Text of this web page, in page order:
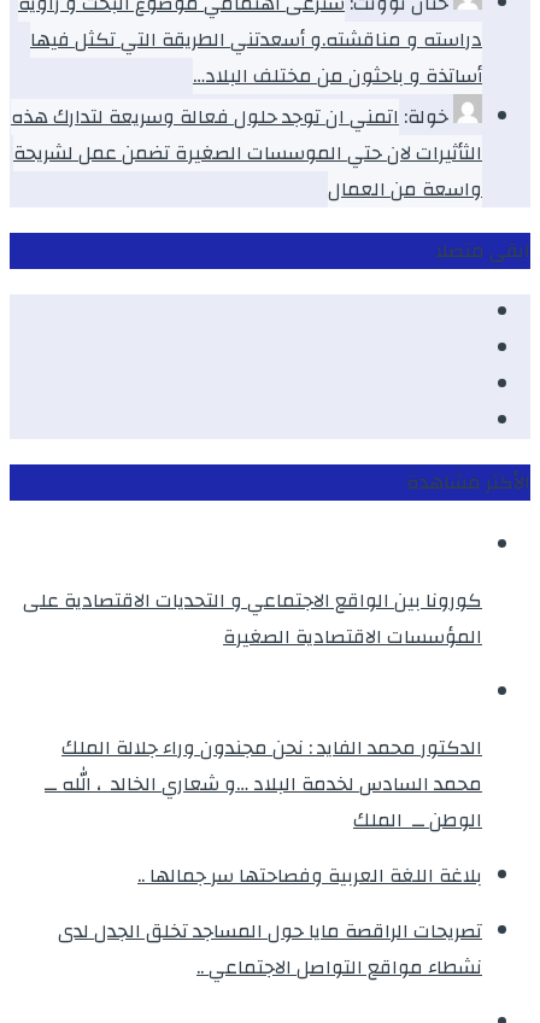
دراسته و مناقشته.و أسعدتني الطريقة التي تكثل فيها
أساتذة و باحثون من مختلف البلاد…
خولة:اتمني ان توجد حلول فعالة وسريعة لتدارك هذه
الثأثيرات لان حتي الموسسات الصغيرة تضمن عمل لشريحة
واسعة من العمال
ابقى متصلا
الأكثر مشاهدة
كورونا بين الواقع الاجتماعي و التحديات الاقتصادية على
المؤسسات الاقتصادية الصغيرة
الدكتور محمد الفايد : نحن مجندون وراء جلالة الملك
محمد السادس لخدمة البلاد …و شعاري الخالد ، الله ــ
الوطن ــ الملك
بلاغة اللغة العربية وفصاحتها سر جمالها ..
تصريحات الراقصة مايا حول المساجد تخلق الجدل لدى
نشطاء مواقع التواصل الاجتماعي ..